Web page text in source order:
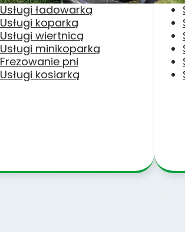
Usługi ładowarką
Usługi koparką
Usługi wiertnicą
Usługi minikoparką
Frezowanie pni
Usługi kosiarką